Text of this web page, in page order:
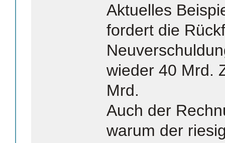
Aktuelles
fordert die
wieder 40 Mrd.
Mrd.
Auch der
warum der